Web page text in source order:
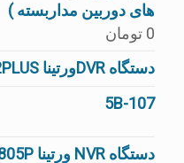
های دوربین مداربسته )
0 تومان
دستگاه DVRورتینا VDR-1602PLUS
5B-107
دستگاه NVR ورتینا VNR-805P